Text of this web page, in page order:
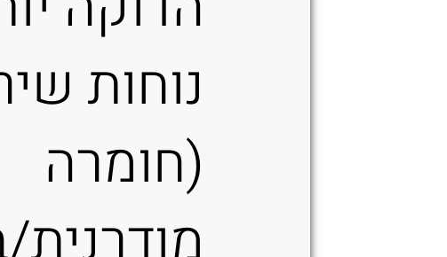
נוחות
(חומרה